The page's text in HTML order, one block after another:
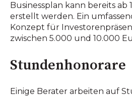
Businessplan kann bereits ab
erstellt werden. Ein
Konzept für
zwischen 5.000 und 10.000
Stundenhonorare
Einige Berater arbeiten auf